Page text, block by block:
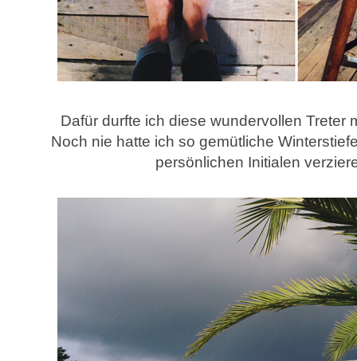
Dafür durfte ich diese wundervollen Treter
Noch nie hatte ich so gemütliche
persönlichen Initialen